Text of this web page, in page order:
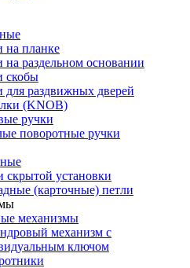
на планке
на раздельном основании
скобы
для раздвижных дверей
(KNOB)
ручки
поворотные ручки
скрытой установки
(карточные) петли
механизмы
механизм с
ключом